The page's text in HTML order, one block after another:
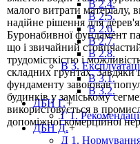
В 2.4.
В 2.5.
В 2.6.
В 2.7.
В 2.8.
В 3.
В 3.1.
В 3.2.
ДБН Г.+
Г 1.
ДБН Д.+
Д 1.
малого витрати матеріалу,
надійне рішення для
Буронабивної фундамент
що і звичайний
трудомісткістю і
складних грунтах.
фундаменту завоював
будинків у заміському
використовується в
допоміжної комерційної